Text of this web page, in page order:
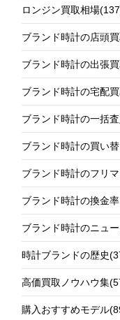
ロンジン買取相場
ブランド時計の店頭
ブランド時計の出張
ブランド時計の宅配
ブランド時計の一括
ブランド時計の買い
ブランド時計のフリ
ブランド時計の換金
ブランド時計のニュ
時計ブランドの歴史
高価買取ノウハウ集
購入おすすめモデル